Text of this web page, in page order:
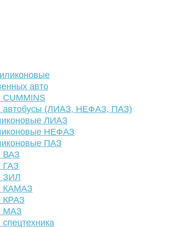
авто
CUMMINS
автобусы (ЛИАЗ, НЕФАЗ, ПАЗ)
ЛИАЗ
НЕФАЗ
ПАЗ
ВАЗ
ГАЗ
ЗИЛ
КАМАЗ
КРАЗ
МАЗ